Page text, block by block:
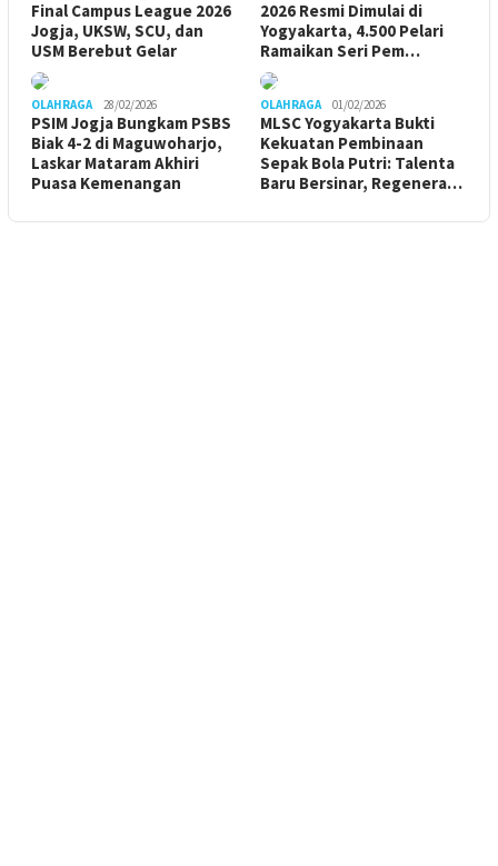
Final Campus League 2026
Jogja, UKSW, SCU, dan
USM Berebut Gelar
2026 Resmi Dimulai di
Yogyakarta, 4.500 Pelari
Ramaikan Seri Pem…
OLAHRAGA 28/02/2026
PSIM Jogja Bungkam PSBS
Biak 4-2 di Maguwoharjo,
Laskar Mataram Akhiri
Puasa Kemenangan
OLAHRAGA 01/02/2026
MLSC Yogyakarta Bukti
Kekuatan Pembinaan
Sepak Bola Putri: Talenta
Baru Bersinar, Regenera…